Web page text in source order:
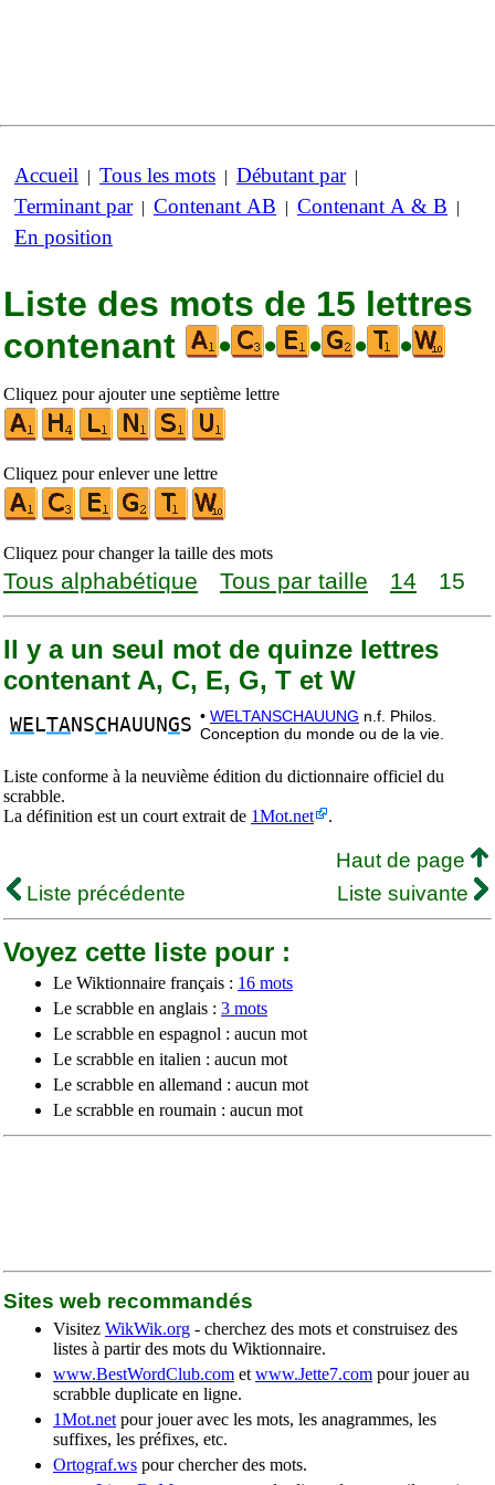
Accueil | Tous les mots | Débutant par|
Terminant par| Contenant AB | Contenant A & B |
En position
Liste des mots de 15 lettres
contenant
• • • • •
Cliquez pour ajouter une septième lettre
Cliquez pour enlever une lettre
Cliquez pour changer la taille des mots
Tous alphabétique Tous par taille 14 15
Il y a un seul mot de quinze lettres
contenant A, C, E, G, T et W
WE LTANSC HAUUNGS • WELTANSCHAUUNG n.f. Philos.
Conception du monde ou de la vie.
Liste conforme à la neuvième édition du dictionnaire officiel du
scrabble.
La définition est un court extrait de 1Mot.net .
Haut de page
Liste précédente
Liste suivante
Voyez cette liste pour :
Le Wiktionnaire français : 16 mots
Le scrabble en anglais : 3 mots
Le scrabble en espagnol : aucun mot
Le scrabble en italien : aucun mot
Le scrabble en allemand : aucun mot
Le scrabble en roumain : aucun mot
Sites web recommandés
Visitez WikWik.org - cherchez des mots et construisez des
listes à partir des mots du Wiktionnaire.
www.BestWordClub.com et www.Jette7.com pour jouer au
scrabble duplicate en ligne.
1Mot.net pour jouer avec les mots, les anagrammes, les
suffixes, les préfixes, etc.
Ortograf.ws pour chercher des mots.